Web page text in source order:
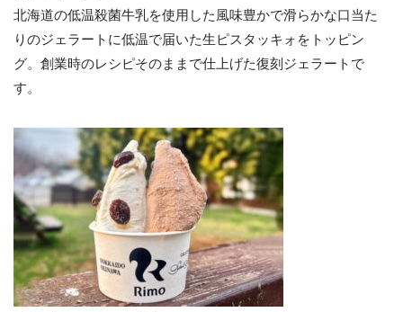
北海道の低温殺菌⽜乳を使⽤した⾵味豊かで滑らかな⼝当た
りのジェラートに低温で届いた⽣ピスタッキォをトッピン
グ。創業時のレシピそのままで仕上げた復刻ジェラートで
す。